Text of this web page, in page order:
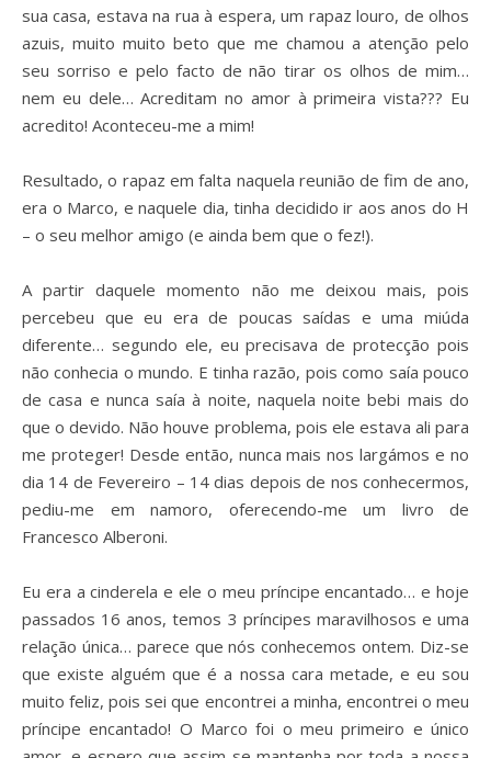
sua casa, estava na rua à espera, um rapaz louro, de olhos
azuis, muito muito beto que me chamou a atenção pelo
seu sorriso e pelo facto de não tirar os olhos de mim…
nem eu dele… Acreditam no amor à primeira vista??? Eu
acredito! Aconteceu-me a mim!
Resultado, o rapaz em falta naquela reunião de fim de ano,
era o Marco, e naquele dia, tinha decidido ir aos anos do H
– o seu melhor amigo (e ainda bem que o fez!).
A partir daquele momento não me deixou mais, pois
percebeu que eu era de poucas saídas e uma miúda
diferente… segundo ele, eu precisava de protecção pois
não conhecia o mundo. E tinha razão, pois como saía pouco
de casa e nunca saía à noite, naquela noite bebi mais do
que o devido. Não houve problema, pois ele estava ali para
me proteger! Desde então, nunca mais nos largámos e no
dia 14 de Fevereiro – 14 dias depois de nos conhecermos,
pediu-me em namoro, oferecendo-me um livro de
Francesco Alberoni.
Eu era a cinderela e ele o meu príncipe encantado… e hoje
passados 16 anos, temos 3 príncipes maravilhosos e uma
relação única… parece que nós conhecemos ontem. Diz-se
que existe alguém que é a nossa cara metade, e eu sou
muito feliz, pois sei que encontrei a minha, encontrei o meu
príncipe encantado! O Marco foi o meu primeiro e único